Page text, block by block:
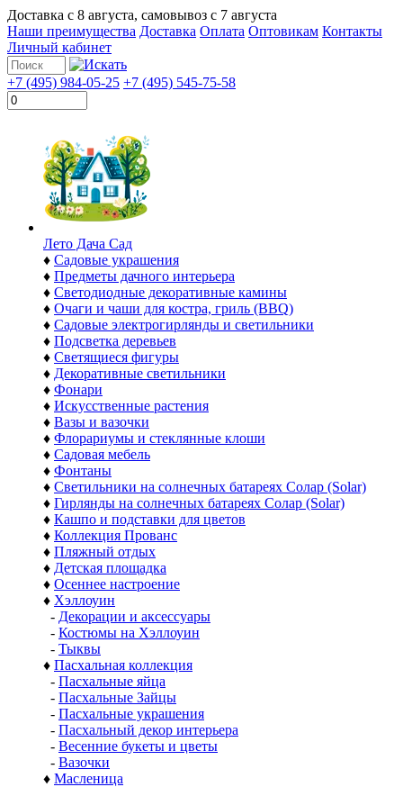
Доставка с 8 августа, самовывоз с 7 августа
Наши преимущества Доставка Оплата Оптовикам Контакты
Личный кабинет
+7 (495) 984-05-25 +7 (495) 545-75-58
Лето Дача Сад
♦ Садовые украшения
♦ Предметы дачного интерьера
♦ Светодиодные декоративные камины
♦ Очаги и чаши для костра, гриль (BBQ)
♦ Садовые электрогирлянды и светильники
♦ Подсветка деревьев
♦ Светящиеся фигуры
♦ Декоративные светильники
♦ Фонари
♦ Искусственные растения
♦ Вазы и вазочки
♦ Флорариумы и стеклянные клоши
♦ Садовая мебель
♦ Фонтаны
♦ Светильники на солнечных батареях Солар (Solar)
♦ Гирлянды на солнечных батареях Солар (Solar)
♦ Кашпо и подставки для цветов
♦ Коллекция Прованс
♦ Пляжный отдых
♦ Детская площадка
♦ Осеннее настроение
♦ Хэллоуин
- Декорации и аксессуары
- Костюмы на Хэллоуин
- Тыквы
♦ Пасхальная коллекция
- Пасхальные яйца
- Пасхальные Зайцы
- Пасхальные украшения
- Пасхальный декор интерьера
- Весенние букеты и цветы
- Вазочки
♦ Масленица